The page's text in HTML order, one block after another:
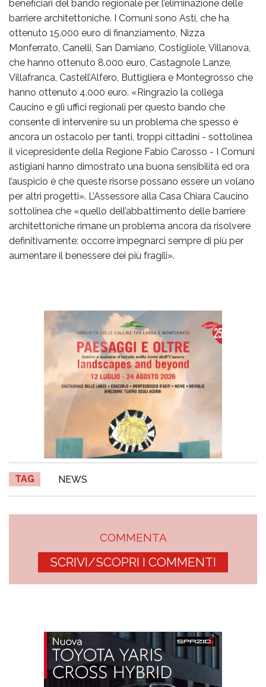
beneficiari del bando regionale per l’eliminazione delle
barriere architettoniche. I Comuni sono Asti, che ha
ottenuto 15.000 euro di finanziamento, Nizza
Monferrato, Canelli, San Damiano, Costigliole, Villanova,
che hanno ottenuto 8.000 euro, Castagnole Lanze,
Villafranca, Castell’Alfero, Buttigliera e Montegrosso che
hanno ottenuto 4.000 euro. «Ringrazio la collega
Caucino e gli uffici regionali per questo bando che
consente di intervenire su un problema che spesso è
ancora un ostacolo per tanti, troppi cittadini - sottolinea
il vicepresidente della Regione Fabio Carosso - I Comuni
astigiani hanno dimostrato una buona sensibilità ed ora
l’auspicio è che queste risorse possano essere un volano
per altri progetti». L’Assessore alla Casa Chiara Caucino
sottolinea che «quello dell’abbattimento delle barriere
architettoniche rimane un problema ancora da risolvere
definitivamente: occorre impegnarci sempre di più per
aumentare il benessere dei più fragili».
TAG NEWS
COMMENTA
SCRIVI/SCOPRI I COMMENTI